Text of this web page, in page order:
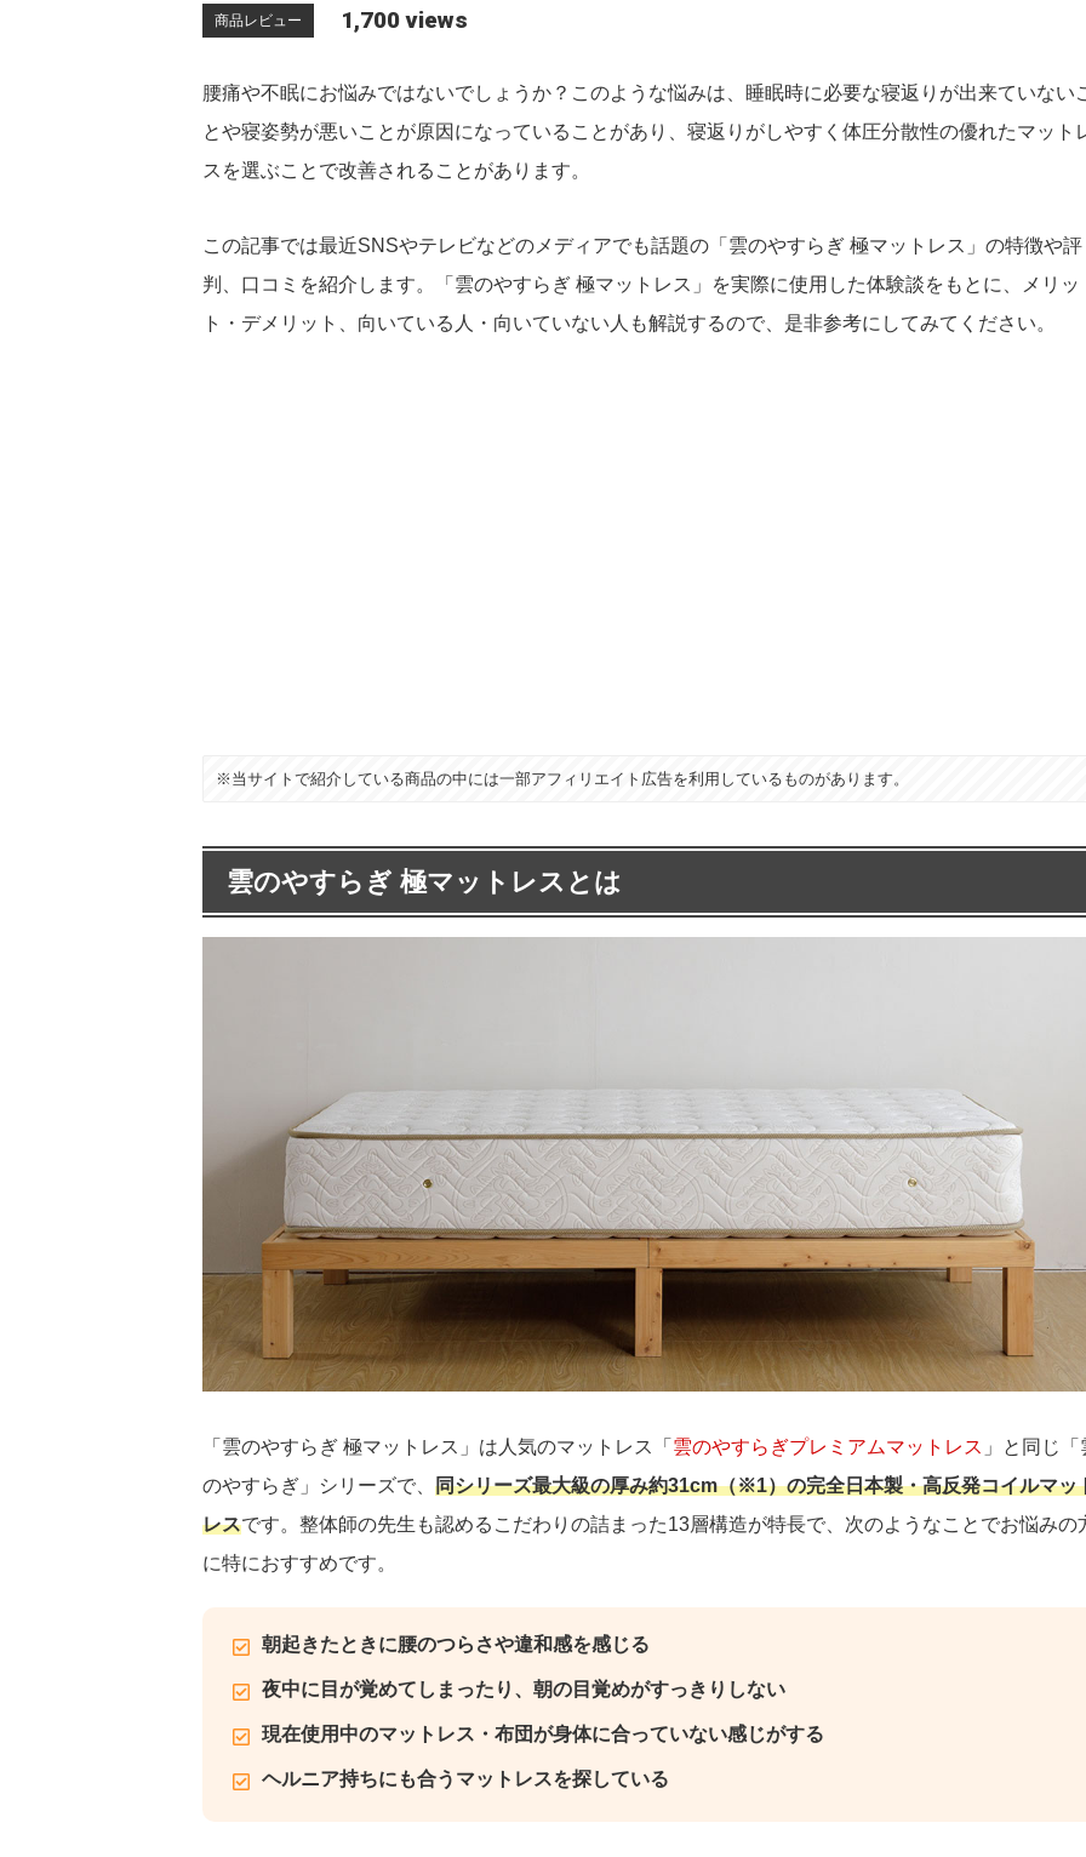
商品レビュー 1,700 views
腰痛や不眠にお悩みではないでしょうか？このような悩みは、睡眠時に必要な寝返りが出来ていない
とや寝姿勢が悪いことが原因になっていることがあり、寝返りがしやすく体圧分散性の優れたマット
スを選ぶことで改善されることがあります。
この記事では最近SNSやテレビなどのメディアでも話題の「雲のやすらぎ 極マットレス」の特徴や評
判、口コミを紹介します。「雲のやすらぎ 極マットレス」を実際に使用した体験談をもとに、メリッ
ト・デメリット、向いている人・向いていない人も解説するので、是非参考にしてみてください。
※当サイトで紹介している商品の中には一部アフィリエイト広告を利用しているものがあります。
雲のやすらぎ 極マットレスとは
「雲のやすらぎ 極マットレス」は人気のマットレス「 雲のやすらぎプレミアムマットレス 」と同じ「
のやすらぎ」シリーズで、 同シリーズ最大級の厚み約31cm（※1）の完全日本製・高反発コイルマッ
レスです。整体師の先生も認めるこだわりの詰まった13層構造が特長で、次のようなことでお悩みの
に特におすすめです。
朝起きたときに腰のつらさや違和感を感じる
夜中に目が覚めてしまったり、朝の目覚めがすっきりしない
現在使用中のマットレス・布団が身体に合っていない感じがする
ヘルニア持ちにも合うマットレスを探している